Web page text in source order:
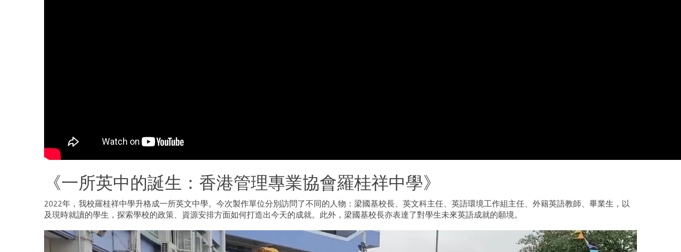
《一所英中的誕生：香港管理專業協會羅桂祥中學》
2022年，我校羅桂祥中學升格成一所英文中學。今次製作單位分別訪問了不同的人物：梁國基校長、英文科主任、英語環境工作組主任、外籍英語教師、畢業生，以
及現時就讀的學生，探索學校的政策、資源安排方面如何打造出今天的成就。此外，梁國基校長亦表達了對學生未來英語成就的願境。
視